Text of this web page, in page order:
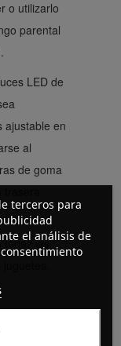
o utilizarlo
parental
LED de
ajustable en
al
de goma
todas las
terceros para
el análisis de